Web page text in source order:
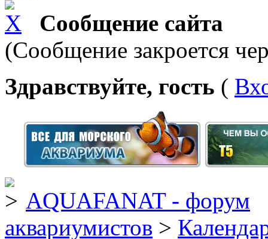
Сообщение сайта
(Сообщение закроется
Здравствуйте, гость (
AQUAFANAT - форум
аквариумистов >